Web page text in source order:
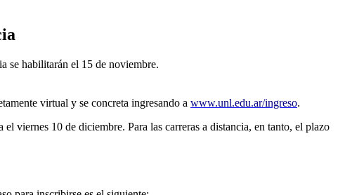
se habilitarán el 15 de noviembre.
virtual y se concreta ingresando a www.unl.edu.ar/ingreso.
viernes 10 de diciembre. Para las carreras a distancia, en tanto, el plazo